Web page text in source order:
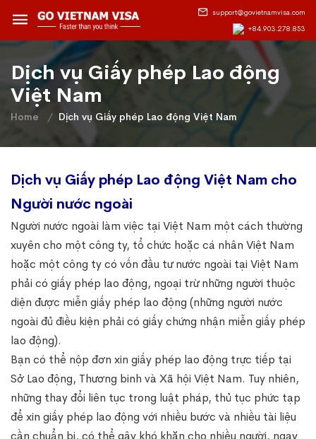
support@govietnamvisa.com
+84.903.278.853
Dịch vụ Giấy phép Lao động
Việt Nam
Home Dịch vụ Giấy phép Lao động Việt Nam
Dịch vụ Giấy phép Lao động Việt Nam cho
Người nước ngoài
Người nước ngoài làm việc tại Việt Nam một cách thường
xuyên cho một công ty, tổ chức hoặc cá nhân Việt Nam
hoặc một công ty có vốn đầu tư nước ngoài tại Việt Nam
phải có giấy phép lao động, ngoại trừ những người thuộc
diện được miễn giấy phép lao động (những người nước
ngoài đủ điều kiện phải có giấy chứng nhận miễn giấy phép
lao động).
Bạn có thể nộp đơn xin giấy phép lao động trực tiếp tại
Sở Lao động, Thương binh và Xã hội Việt Nam. Tuy nhiên,
những thay đổi liên tục trong luật pháp, thủ tục phức tạp
để xin giấy phép lao động với nhiều bước và nhiều tài liệu
cần chuẩn bị, có thể gây khó khăn cho nhiều người, ngay